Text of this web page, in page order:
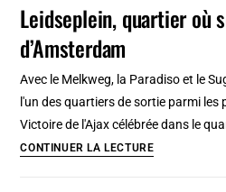
à
chic
esthètes
Leidseplein, quartier où
d’Amsterdam
Avec le Melkweg, la Paradiso et le
l'un des quartiers de sortie parmi les
Victoire de l'Ajax célébrée dans le
CONTINUER LA LECTURELeidseplein,